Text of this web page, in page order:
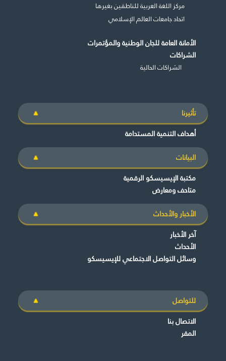
مركز اللغة العربية للناطقين بغيرها
اتحاد جامعات العالم الإسلامي
الأمانة العامة للجان الوطنية والمؤتمرات
الشراكات
الشراكات الحالية
تأثيرنا
أهداف التنمية المستدامة
البيانات
مكتبة الإيسيسكو الرقمية
متاحف ومعارض
الأخبار والأحداث
آخر الأخبار
الأحداث
وسائل التواصل الاجتماعي للإيسيسكو
للتواصل
الاتصال بنا
المقر